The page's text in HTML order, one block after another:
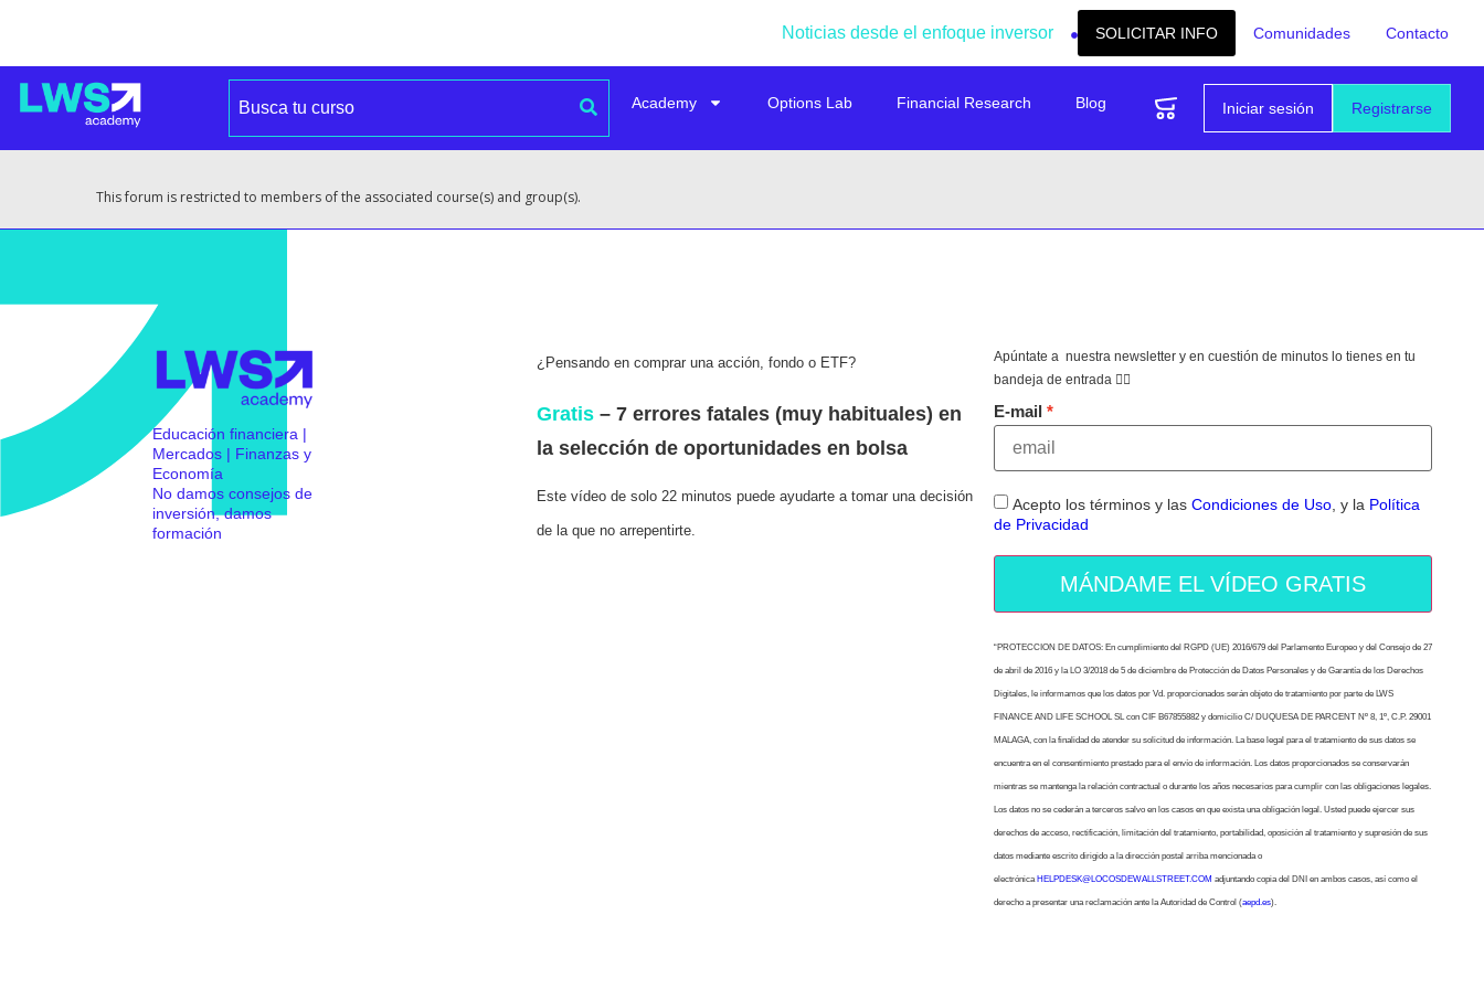
Noticias desde el enfoque inversor SOLICITAR INFO Comunidades Contacto
Registrarse
Iniciar sesión
Academy Options Lab Financial Research Blog
This forum is restricted to members of the associated course(s) and group(s).
Educación financiera |
Mercados | Finanzas y
Economía
No damos consejos de
inversión, damos
formación
¿Pensando en comprar una acción, fondo o ETF?
Gratis– 7 errores fatales (muy habituales) en
la selección de oportunidades en bolsa
Este vídeo de solo 22 minutos puede ayudarte a tomar una decisión
de la que no arrepentirte.
Apúntate a nuestra newsletter y en cuestión de minutos lo tienes en tu
bandeja de entrada 👇🏻
E-mail
Acepto los términos y las Condiciones de Uso, y la Política
de Privacidad
MÁNDAME EL VÍDEO GRATIS
“PROTECCION DE DATOS: En cumplimiento del RGPD (UE) 2016/679 del Parlamento Europeo y del Consejo de 27
de abril de 2016 y la LO 3/2018 de 5 de diciembre de Protección de Datos Personales y de Garantía de los Derechos
Digitales, le informamos que los datos por Vd. proporcionados serán objeto de tratamiento por parte de LWS
FINANCE AND LIFE SCHOOL SL con CIF B67855882 y domicilio C/ DUQUESA DE PARCENT Nº 8, 1º, C.P. 29001
MALAGA, con la finalidad de atender su solicitud de información. La base legal para el tratamiento de sus datos se
encuentra en el consentimiento prestado para el envío de información. Los datos proporcionados se conservarán
mientras se mantenga la relación contractual o durante los años necesarios para cumplir con las obligaciones legales.
Los datos no se cederán a terceros salvo en los casos en que exista una obligación legal. Usted puede ejercer sus
derechos de acceso, rectificación, limitación del tratamiento, portabilidad, oposición al tratamiento y supresión de sus
datos mediante escrito dirigido a la dirección postal arriba mencionada o
electrónica HELPDESK@LOCOSDEWALLSTREET.COM adjuntando copia del DNI en ambos casos, así como el
derecho a presentar una reclamación ante la Autoridad de Control (aepd.es).